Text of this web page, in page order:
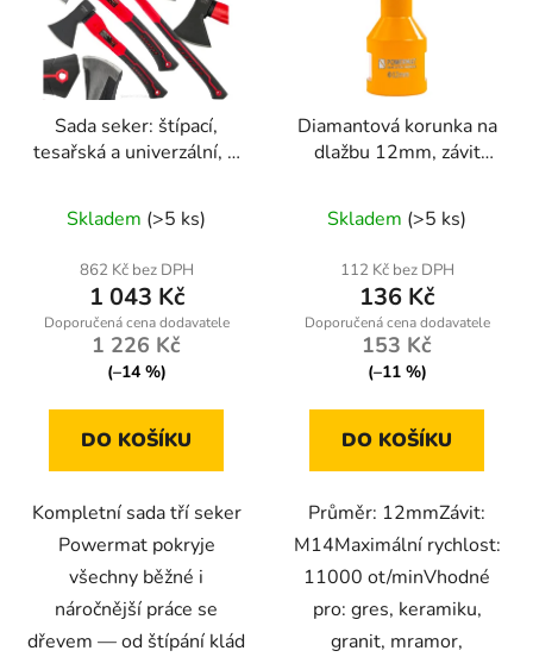
Sada seker: štípací,
tesařská a univerzální, 3
RTZS0054
Skladem (>5 ks)
862 Kč bez DPH
1 043 Kč
1 226 Kč
(–14 %)
DO KOŠÍKU
Kompletní sada tří seker
Powermat pokryje
všechny běžné i
náročnější práce se
dřevem — od štípání klád
Diamantová korunka na
dlažbu 12mm, závit
Skladem (>5 ks)
112 Kč bez DPH
136 Kč
153 Kč
(–11 %)
DO KOŠÍKU
Průměr: 12mmZávit:
M14Maximální rychlost:
11000 ot/minVhodné
pro: gres, keramiku,
granit, mramor,